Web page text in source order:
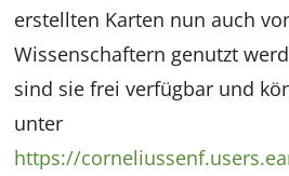
erstellten Karten nun auch
Wissenschaftern genutzt
sind sie frei verfügbar und
unter
https://